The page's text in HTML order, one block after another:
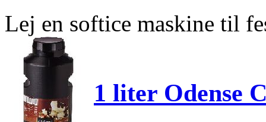
Lej en softice maskine til
1 liter Odense